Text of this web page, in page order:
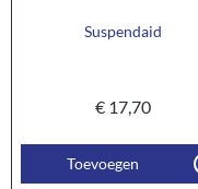
Suspendaid
€17,70
Toevoegen